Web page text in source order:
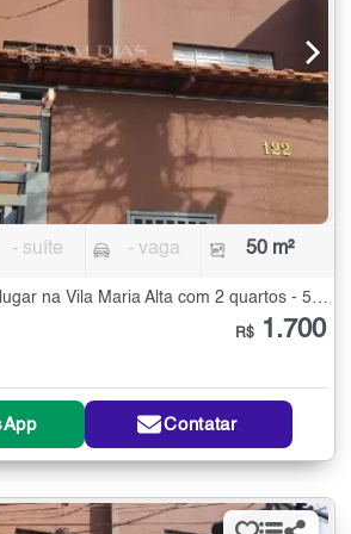
- suíte - vaga 50 m²
Apartamento para Alugar na Vila Maria Alta com 2 quartos - 50 m²
R$ 1.700
Contatar